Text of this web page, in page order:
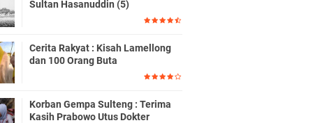
Sultan Hasanuddin (5)
Cerita Rakyat : Kisah Lamellong
dan 100 Orang Buta
Korban Gempa Sulteng : Terima
Kasih Prabowo Utus Dokter